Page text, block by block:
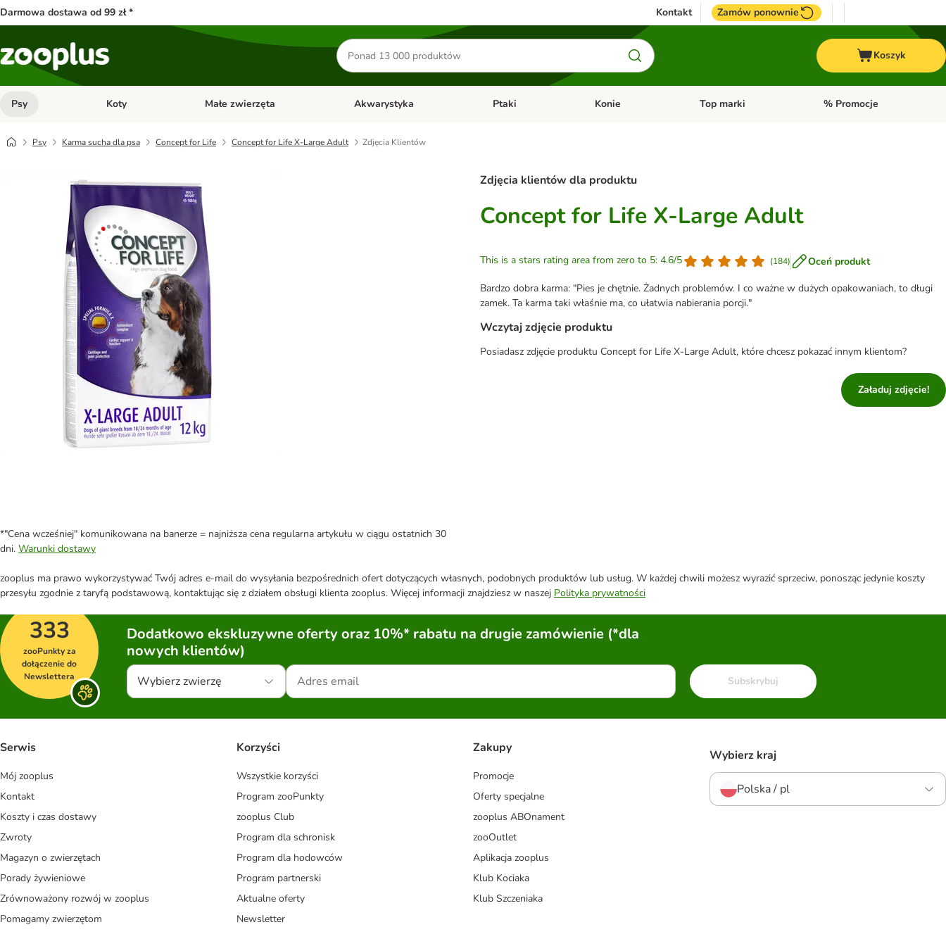
Darmowa dostawa od 99 zł * Kontakt Zamów ponownie
Szukaj
produktów
Koszyk
Psy Otwórz menu kategorii: Psy
Koty Otwórz menu kategorii: Koty
Małe zwierzęta Otwórz menu kategorii: Małe zwierzęta
Akwarystyka Otwórz menu kategorii: Akwarystyka
Ptaki Otwórz menu kategorii: Ptaki
Konie Otwórz menu kategorii: Konie
Top marki Otwórz menu kategorii: Top
% Promocje
Psy Karma sucha dla psa Concept for Life Concept for Life X-Large Adult Zdjęcia Klientów
Zdjęcia klientów dla produktu
Concept for Life X-Large Adult
This is a stars rating area from zero to 5: 4.6/5 (184) Oceń produkt
Bardzo dobra karma: "Pies je chętnie. Żadnych problemów. I co ważne w dużych opakowaniach, to długi
zamek. Ta karma taki właśnie ma, co ułatwia nabierania porcji."
Wczytaj zdjęcie produktu
Posiadasz zdjęcie produktu Concept for Life X-Large Adult, które chcesz pokazać innym klientom?
Załaduj zdjęcie!
*"Cena wcześniej" komunikowana na banerze = najniższa cena regularna artykułu w ciągu ostatnich 30
dni. Warunki dostawy
zooplus ma prawo wykorzystywać Twój adres e-mail do wysyłania bezpośrednich ofert dotyczących własnych, podobnych produktów lub usług. W każdej chwili możesz wyrazić sprzeciw, ponosząc jedynie koszty
przesyłu zgodnie z taryfą podstawową, kontaktując się z działem obsługi klienta zooplus. Więcej informacji znajdziesz w naszej Polityka prywatności
333
zooPunkty za
dołączenie do
Newslettera
Dodatkowo ekskluzywne oferty oraz 10%* rabatu na drugie zamówienie (*dla
nowych klientów)
Wybierz zwierzę Subskrybuj
Serwis
Mój zooplus
Kontakt
Koszty i czas dostawy
Zwroty
Magazyn o zwierzętach
Porady żywieniowe
Zrównoważony rozwój w zooplus
Pomagamy zwierzętom
Korzyści
Wszystkie korzyści
Program zooPunkty
zooplus Club
Program dla schronisk
Program dla hodowców
Program partnerski
Aktualne oferty
Newsletter
Zakupy
Promocje
Oferty specjalne
zooplus ABOnament
zooOutlet
Aplikacja zooplus
Klub Kociaka
Klub Szczeniaka
Wybierz kraj
Polska / pl